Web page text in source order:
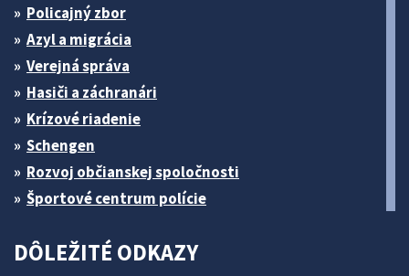
Policajný zbor
Azyl a migrácia
Verejná správa
Hasiči a záchranári
Krízové riadenie
Schengen
Rozvoj občianskej spoločnosti
Športové centrum polície
DÔLEŽITÉ ODKAZY